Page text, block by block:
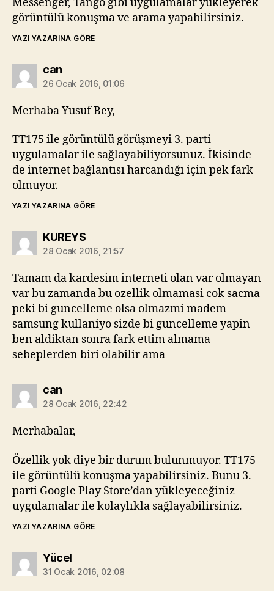
görüntülü konuşma ve arama yapabilirsiniz.
YAZI YAZARINA GÖRE
candiyorki:
26 Ocak 2016, 01:06
Merhaba Yusuf Bey,
TT175 ile görüntülü görüşmeyi 3. parti
uygulamalar ile sağlayabiliyorsunuz. İkisinde
de internet bağlantısı harcandığı için pek fark
olmuyor.
YAZI YAZARINA GÖRE
KUREYSdiyorki:
28 Ocak 2016, 21:57
Tamam da kardesim interneti olan var olmayan
var bu zamanda bu ozellik olmamasi cok sacma
peki bi guncelleme olsa olmazmi madem
samsung kullaniyo sizde bi guncelleme yapin
ben aldiktan sonra fark ettim almama
sebeplerden biri olabilir ama
candiyorki:
28 Ocak 2016, 22:42
Merhabalar,
Özellik yok diye bir durum bulunmuyor. TT175
ile görüntülü konuşma yapabilirsiniz. Bunu 3.
parti Google Play Store’dan yükleyeceğiniz
uygulamalar ile kolaylıkla sağlayabilirsiniz.
YAZI YAZARINA GÖRE
Yüceldiyorki:
31 Ocak 2016, 02:08